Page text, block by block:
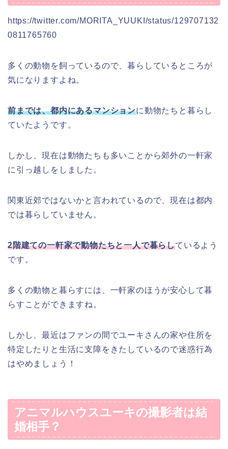
https://twitter.com/MORITA_YUUKI/status/129707132
0811765760
多くの動物を飼っているので、暮らしているところが
気になりますよね。
前までは、都内にあるマンションに動物たちと暮らし
ていたようです。
しかし、現在は動物たちも多いことから郊外の一軒家
に引っ越しをしました。
関東近郊ではないかと言われているので、現在は都内
では暮らしていません。
2階建ての一軒家で動物たちと一人で暮らしているよう
です。
多くの動物と暮らすには、一軒家のほうが安心して暮
らすことができますね。
しかし、最近はファンの間でユーキさんの家や住所を
特定したりと生活に支障をきたしているので迷惑行為
はやめましょう！
アニマルハウスユーキの撮影者は結
婚相手？